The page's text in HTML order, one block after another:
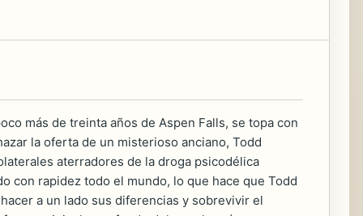
más de treinta años de Aspen Falls, se topa con
la oferta de un misterioso anciano, Todd
aterradores de la droga psicodélica
con rapidez todo el mundo, lo que hace que Todd
a un lado sus diferencias y sobrevivir el